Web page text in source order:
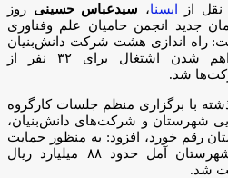
نقل از ایسنا، سیدعباس حسینی روز
جدید انجمن حامیان علم وفناوری
راه اندازی هشت شرکت دانش‌بنیان
در سال گذشته موجب فراهم شدن اشتغال برای ۳۲ نفر از
شد.
با برگزاری منظم جلسات کارگروه
شهرستان و شرکت‌های دانش‌بنیان،
رقم خورد، افزود: به منظور حمایت
از شرکت‌های دانش‌بنیان درشهرستان آمل حدود ۸۸ میلیارد ریال
شد.